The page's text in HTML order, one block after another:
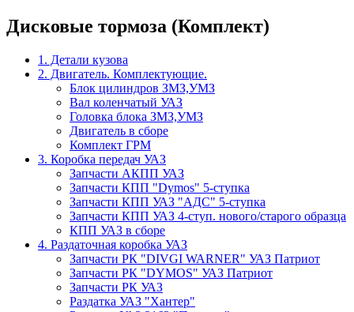
Дисковые тормоза (Комплект)
1. Детали кузова
2. Двигатель. Комплектующие.
Блок цилиндров ЗМЗ,УМЗ
Вал коленчатый УАЗ
Головка блока ЗМЗ,УМЗ
Двигатель в сборе
Комплект ГРМ
3. Коробка передач УАЗ
Запчасти АКПП УАЗ
Запчасти КПП "Dymos" 5-ступка
Запчасти КПП УАЗ "АДС" 5-ступка
Запчасти КПП УАЗ 4-ступ. нового/старого образца
КПП УАЗ в сборе
4. Раздаточная коробка УАЗ
Запчасти РК "DIVGI WARNER" УАЗ Патриот
Запчасти РК "DYMOS" УАЗ Патриот
Запчасти РК УАЗ
Раздатка УАЗ "Хантер"